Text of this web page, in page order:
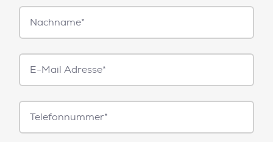
Nachname*
E-
Mail*
Telefonnummer